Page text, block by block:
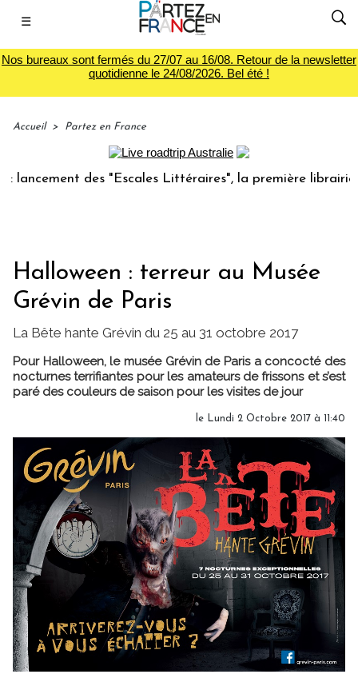
☰
Nos bureaux sont fermés du 27/07 au 16/08. Retour de la newsletter
quotidienne le 24/08/2026. Bel été !
Accueil > Partez en France
des "Escales Littéraires", la première librairie du
Halloween : terreur au Musée
Grévin de Paris
La Bête hante Grévin du 25 au 31 octobre 2017
Pour Halloween, le musée Grévin de Paris a concocté des
nocturnes terrifiantes pour les amateurs de frissons et s’est
paré des couleurs de saison pour les visites de jour
le Lundi 2 Octobre 2017 à 11:40